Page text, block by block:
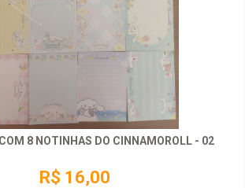
8 NOTINHAS DO CINNAMOROLL - 02
R$ 16,00